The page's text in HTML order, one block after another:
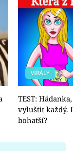
VIRÁLY
TEST:
vyluštit každý.
bohatší?